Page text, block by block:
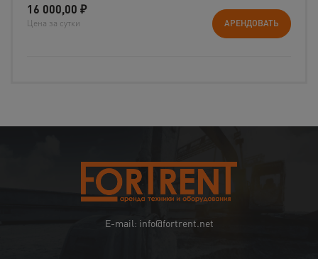
16 000,00 ₽
Цена за сутки АРЕНДОВАТЬ
E-mail: info@fortrent.net